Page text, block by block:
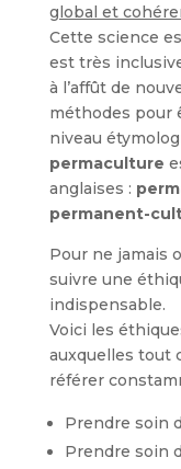
global et
Cette science
est très
à l’affût de
méthodes pour
niveau
permaculture
anglaises :
permanent-
Pour ne jamais
suivre une
indispensable.
Voici les
auxquelles tout
référer
Prendre soin
Prendre soin